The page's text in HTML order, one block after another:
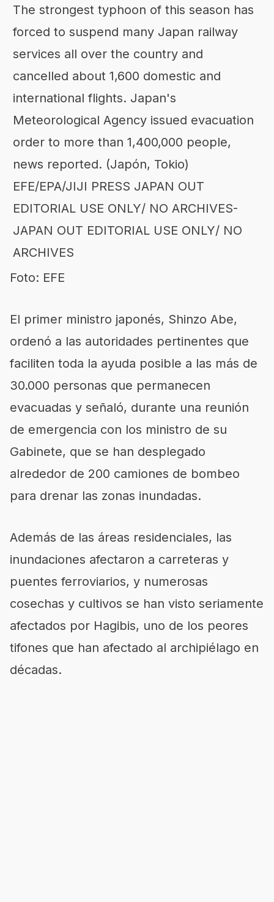
Foto: EFE
El primer ministro japonés, Shinzo Abe,
ordenó a las autoridades pertinentes que
faciliten toda la ayuda posible a las más de
30.000 personas que permanecen
evacuadas y señaló, durante una reunión
de emergencia con los ministro de su
Gabinete, que se han desplegado
alrededor de 200 camiones de bombeo
para drenar las zonas inundadas.
Además de las áreas residenciales, las
inundaciones afectaron a carreteras y
puentes ferroviarios, y numerosas
cosechas y cultivos se han visto seriamente
afectados por Hagibis, uno de los peores
tifones que han afectado al archipiélago en
décadas.